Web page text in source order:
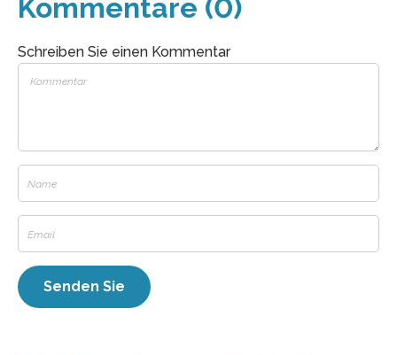
Kommentare (0)
Schreiben Sie einen Kommentar